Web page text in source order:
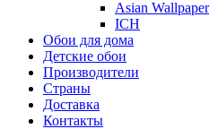
Asian Wallpaper
ICH
Обои для дома
Детские обои
Производители
Страны
Доставка
Контакты